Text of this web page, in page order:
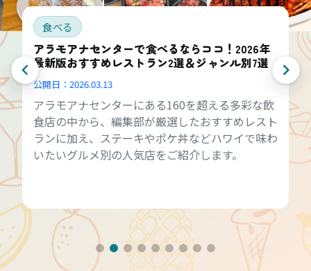
食べる
アラモアナセンターで食べるならココ！2026年
最新版おすすめレストラン2選＆ジャンル別7選
公開日： 2026.03.13
アラモアナセンターにある160を超える多彩な飲
食店の中から、編集部が厳選したおすすめレスト
ランに加え、ステーキやポケ丼などハワイで味わ
いたいグルメ別の人気店をご紹介します。